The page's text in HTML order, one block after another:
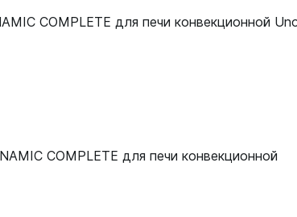
COMPLETE для печи конвекционной
COMPLETE для печи конвекционной